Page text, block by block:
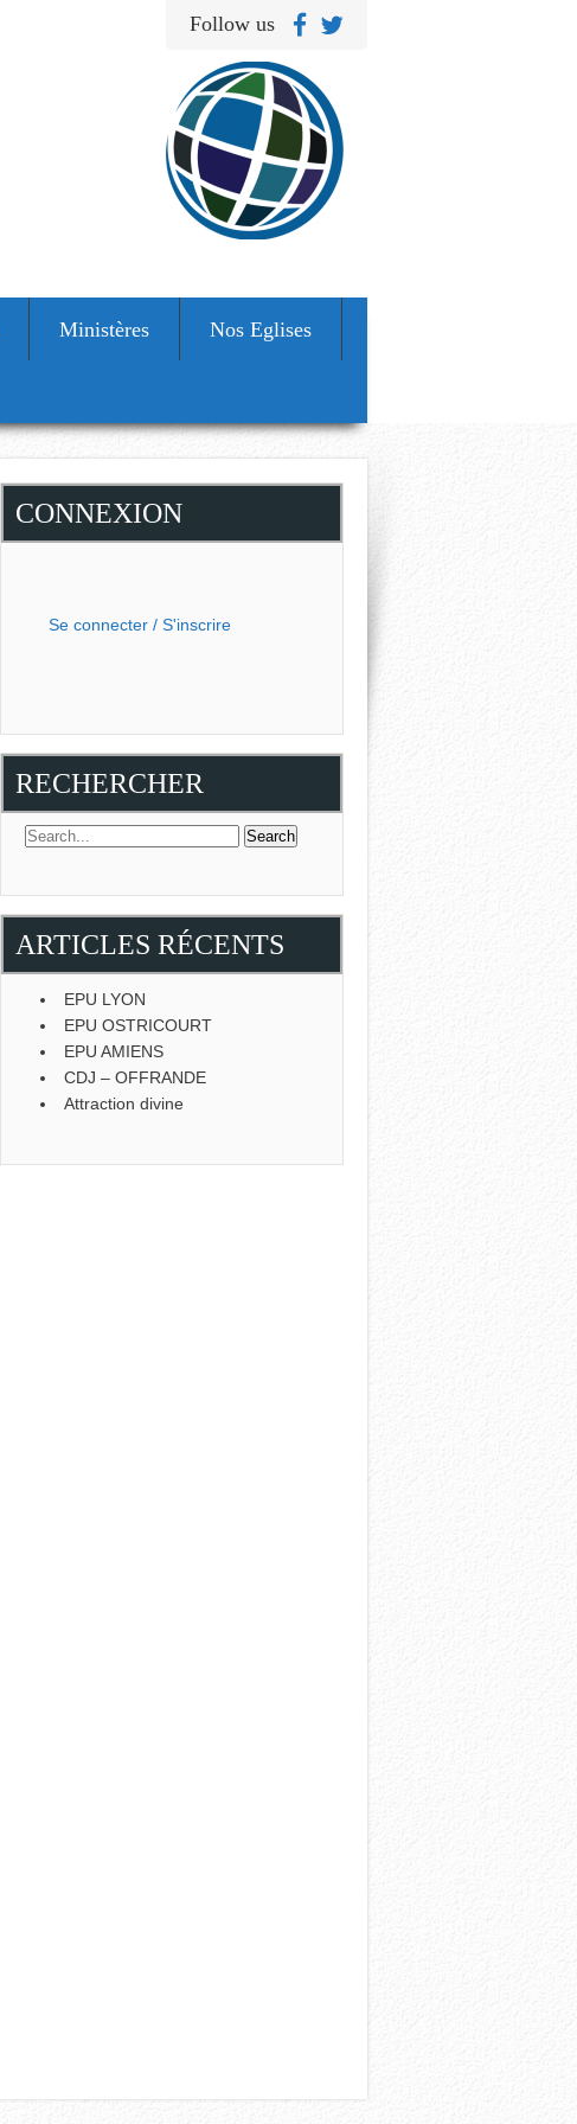
Follow us
Ministères Nos Eglises
CONNEXION
Se connecter / S'inscrire
RECHERCHER
ARTICLES RÉCENTS
EPU LYON
EPU OSTRICOURT
EPU AMIENS
CDJ – OFFRANDE
Attraction divine